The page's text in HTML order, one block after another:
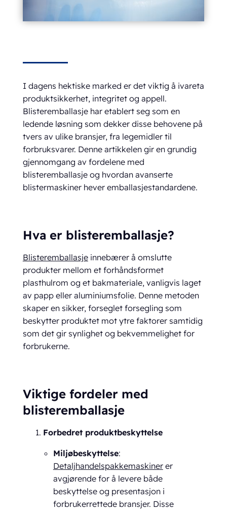
I dagens hektiske marked er det viktig å ivareta
produktsikkerhet, integritet og appell.
Blisteremballasje har etablert seg som en
ledende løsning som dekker disse behovene på
tvers av ulike bransjer, fra legemidler til
forbruksvarer. Denne artikkelen gir en grundig
gjennomgang av fordelene med
blisteremballasje og hvordan avanserte
blistermaskiner hever emballasjestandardene.
Hva er blisteremballasje?
Blisteremballasjeinnebærer å omslutte
produkter mellom et forhåndsformet
plasthulrom og et bakmateriale, vanligvis laget
av papp eller aluminiumsfolie. Denne metoden
skaper en sikker, forseglet forsegling som
beskytter produktet mot ytre faktorer samtidig
som det gir synlighet og bekvemmelighet for
forbrukerne.
Viktige fordeler med
blisteremballasje
Forbedret produktbeskyttelse
Miljøbeskyttelse:
Detaljhandelspakkemaskinerer
avgjørende for å levere både
beskyttelse og presentasjon i
forbrukerrettede bransjer. Disse